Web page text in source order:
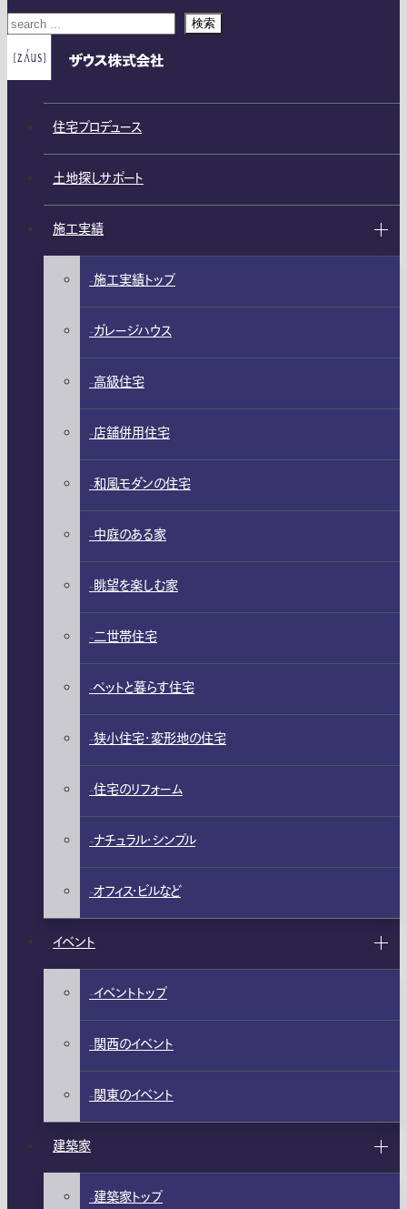
検索
住宅プロデュース
土地探しサポート
施工実績
施工実績トップ
ガレージハウス
高級住宅
店舗併用住宅
和風モダンの住宅
中庭のある家
眺望を楽しむ家
二世帯住宅
ペットと暮らす住宅
狭小住宅・変形地の住宅
住宅のリフォーム
ナチュラル・シンプル
オフィス・ビルなど
イベント
イベントトップ
関西のイベント
関東のイベント
建築家
建築家トップ